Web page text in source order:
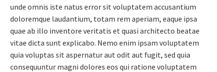
unde omnis iste natus error sit voluptatem accusantium
doloremque laudantium, totam rem aperiam, eaque ipsa
quae ab illo inventore veritatis et quasi architecto beatae
vitae dicta sunt explicabo. Nemo enim ipsam voluptatem
quia voluptas sit aspernatur aut odit aut fugit, sed quia
consequuntur magni dolores eos qui ratione voluptatem